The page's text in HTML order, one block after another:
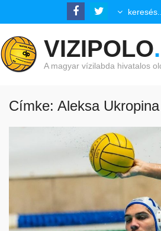
VIZIPOLO
A magyar vízilabda hivatalos
Címke: Aleksa Ukropina